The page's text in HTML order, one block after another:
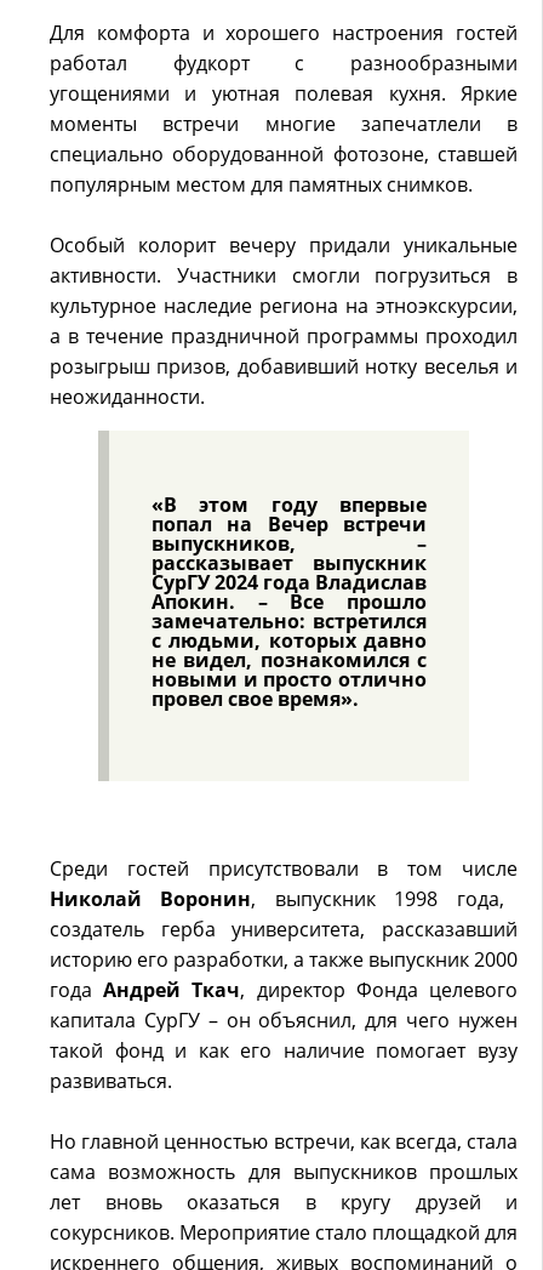
Для комфорта и хорошего настроения гостей
работал фудкорт с разнообразными
угощениями и уютная полевая кухня. Яркие
моменты встречи многие запечатлели в
специально оборудованной фотозоне, ставшей
популярным местом для памятных снимков.
Особый колорит вечеру придали уникальные
активности. Участники смогли погрузиться в
культурное наследие региона на этноэкскурсии,
а в течение праздничной программы проходил
розыгрыш призов, добавивший нотку веселья и
неожиданности.
«В этом году впервые
попал на Вечер встречи
выпускников, –
рассказывает выпускник
СурГУ 2024 года Владислав
Апокин. – Все прошло
замечательно: встретился
с людьми, которых давно
не видел, познакомился с
новыми и просто отлично
провел свое время».
Среди гостей присутствовали в том числе
Николай Воронин, выпускник 1998 года,
создатель герба университета, рассказавший
историю его разработки, а также выпускник 2000
годаАндрей Ткач, директор Фонда целевого
капитала СурГУ – он объяснил, для чего нужен
такой фонд и как его наличие помогает вузу
развиваться.
Но главной ценностью встречи, как всегда, стала
сама возможность для выпускников прошлых
лет вновь оказаться в кругу друзей и
сокурсников. Мероприятие стало площадкой для
искреннего общения, живых воспоминаний о